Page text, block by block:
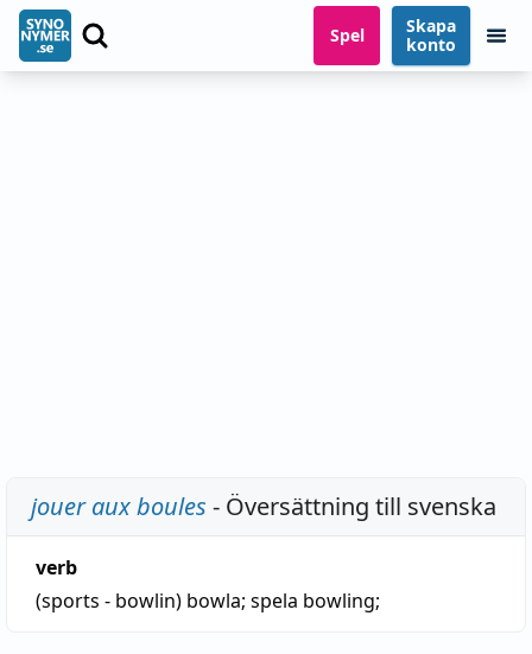
Spel
Skapa
konto
jouer aux boules - Översättning till svenska
verb
(sports - bowlin) bowla; spela bowling;